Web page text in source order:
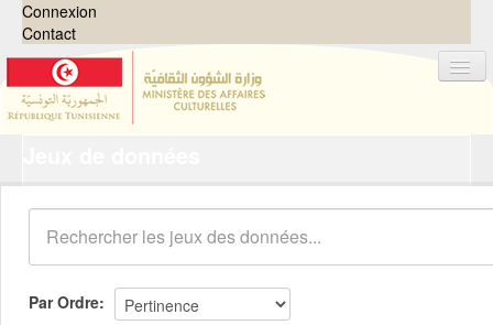
Connexion
Contact
Organisations
Groupes
Demandes 0
À propos
Par Ordre